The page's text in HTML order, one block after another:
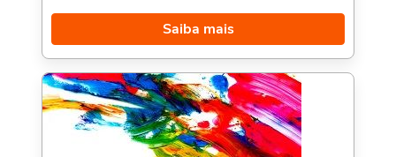
grupal e Dinâmica dos pequenos grupos.Gostou desse curso?
Então veja também o Curso de Introdução à Automotivação,,
Saiba mais